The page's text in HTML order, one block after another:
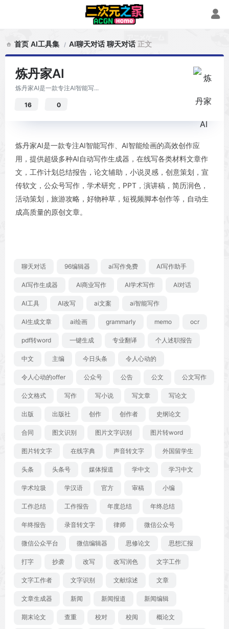
首页 AI工具集 AI聊天对话 聊天对话 正文
炼丹家AI
炼丹家AI是一款专注AI智能写...
16 0
炼丹家AI是一款专注AI智能写作、AI智能绘画的高效创作应
用，提供超级多种AI自动写作生成器，在线写各类材料文章作
文，工作计划总结报告，论文辅助，小说灵感，创意策划，宣
传软文，公众号写作，学术研究，PPT，演讲稿，简历润色，
活动策划，旅游攻略，好物种草，短视频脚本创作等，自动生
成高质量的原创文章。
聊天对话 96编辑器 ai写作免费 AI写作助手
AI写作生成器 AI商业写作 AI学术写作 AI对话
AI工具 AI改写 ai文案 ai智能写作
AI生成文章 ai绘画 grammarly memo ocr
pdf转word 一键生成 专业翻译 个人述职报告
中文 主编 今日头条 令人心动的
令人心动的offer 公众号 公告 公文 公文写作
公文格式 写作 写小说 写文章 写论文
出版 出版社 创作 创作者 史纲论文
合同 图文识别 图片文字识别 图片转word
图片转文字 在线字典 声音转文字 外国留学生
头条 头条号 媒体报道 学中文 学习中文
学术垃圾 学汉语 官方 审稿 小编
工作总结 工作报告 年度总结 年终总结
年终报告 录音转文字 律师 微信公众号
微信公众平台 微信编辑器 思修论文 思想汇报
打字 抄袭 改写 改写润色 文字工作
文字工作者 文字识别 文献综述 文章
文章生成器 新闻 新闻报道 新闻编辑
期末论文 查重 校对 校阅 概论文